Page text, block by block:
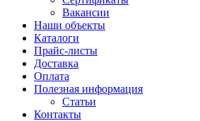
Вакансии
Наши объекты
Каталоги
Прайс-листы
Доставка
Оплата
Полезная информация
Статьи
Контакты